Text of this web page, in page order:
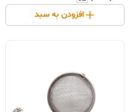
افزودن به سبد